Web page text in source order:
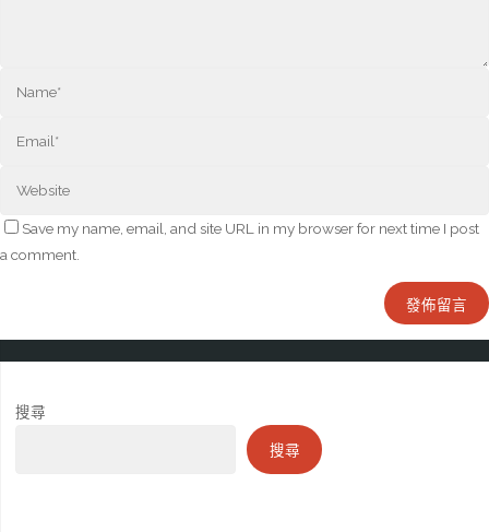
Save my name, email, and site URL in my browser for next time I post
a comment.
搜尋
搜尋